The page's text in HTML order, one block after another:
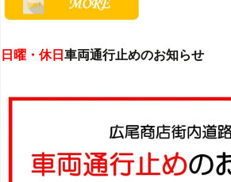
日曜・休日 車両通行止めのお知らせ